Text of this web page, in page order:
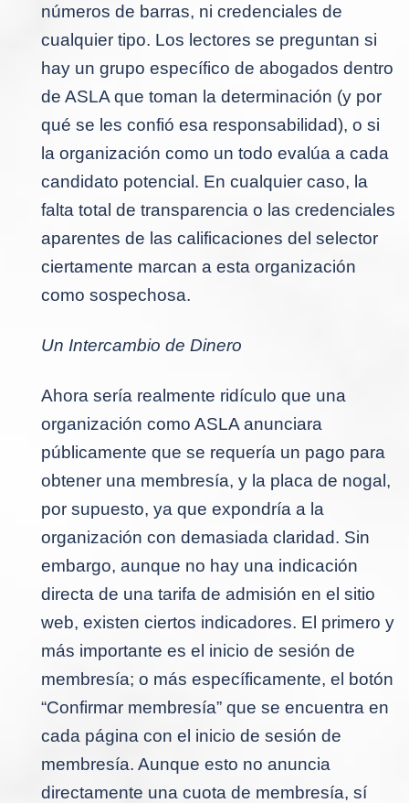
números de barras, ni credenciales de
cualquier tipo. Los lectores se preguntan si
hay un grupo específico de abogados dentro
de ASLA que toman la determinación (y por
qué se les confió esa responsabilidad), o si
la organización como un todo evalúa a cada
candidato potencial. En cualquier caso, la
falta total de transparencia o las credenciales
aparentes de las calificaciones del selector
ciertamente marcan a esta organización
como sospechosa.
Un Intercambio de Dinero
Ahora sería realmente ridículo que una
organización como ASLA anunciara
públicamente que se requería un pago para
obtener una membresía, y la placa de nogal,
por supuesto, ya que expondría a la
organización con demasiada claridad. Sin
embargo, aunque no hay una indicación
directa de una tarifa de admisión en el sitio
web, existen ciertos indicadores. El primero y
más importante es el inicio de sesión de
membresía; o más específicamente, el botón
“Confirmar membresía” que se encuentra en
cada página con el inicio de sesión de
membresía. Aunque esto no anuncia
directamente una cuota de membresía, sí